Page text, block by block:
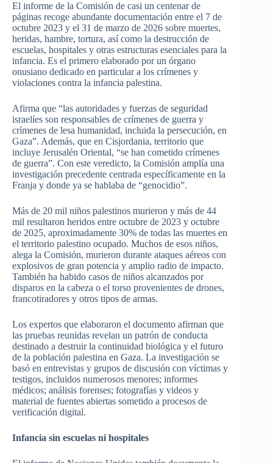
El informe de la Comisión de casi un centenar de
páginas recoge abundante documentación entre el 7 de
octubre 2023 y el 31 de marzo de 2026 sobre muertes,
heridas, hambre, tortura, así como la destrucción de
escuelas, hospitales y otras estructuras esenciales para la
infancia. Es el primero elaborado por un órgano
onusiano dedicado en particular a los crímenes y
violaciones contra la infancia palestina.
Afirma que “las autoridades y fuerzas de seguridad
israelíes son responsables de crímenes de guerra y
crímenes de lesa humanidad, incluida la persecución, en
Gaza”. Además, que en Cisjordania, territorio que
incluye Jerusalén Oriental, “se han cometido crímenes
de guerra”. Con este veredicto, la Comisión amplía una
investigación precedente centrada específicamente en la
Franja y donde ya se hablaba de “genocidio”.
Más de 20 mil niños palestinos murieron y más de 44
mil resultaron heridos entre octubre de 2023 y octubre
de 2025, aproximadamente 30% de todas las muertes en
el territorio palestino ocupado. Muchos de esos niños,
alega la Comisión, murieron durante ataques aéreos con
explosivos de gran potencia y amplio radio de impacto.
También ha habido casos de niños alcanzados por
disparos en la cabeza o el torso provenientes de drones,
francotiradores y otros tipos de armas.
Los expertos que elaboraron el documento afirman que
las pruebas reunidas revelan un patrón de conducta
destinado a destruir la continuidad biológica y el futuro
de la población palestina en Gaza. La investigación se
basó en entrevistas y grupos de discusión con víctimas y
testigos, incluidos numerosos menores; informes
médicos; análisis forenses; fotografías y videos y
material de fuentes abiertas sometido a procesos de
verificación digital.
Infancia sin escuelas ni hospitales